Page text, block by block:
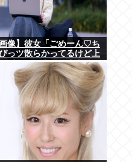
画像】彼女「ごめーん♡ち
っツ散らかってるけど上
って～～～！」⇒！！